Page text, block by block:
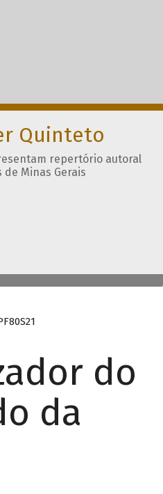
Quinteto
repertório autoral
Minas Gerais
do
da